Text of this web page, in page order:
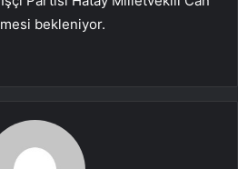
bekleniyor.